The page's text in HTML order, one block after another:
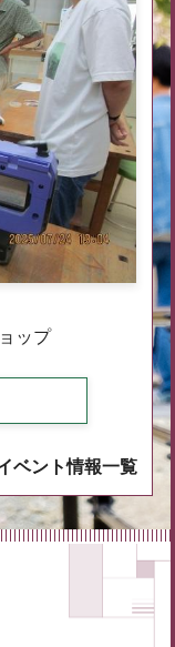
ップ
ベント情報一覧